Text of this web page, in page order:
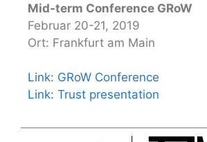
Mid-term Conference GRoW
Februar 20-21, 2019
Ort: Frankfurt am Main
Link: GRoW Conference
Link: Trust presentation